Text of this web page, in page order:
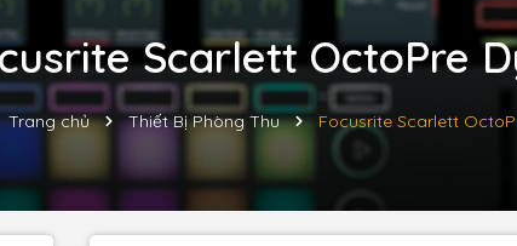
Scarlett OctoPre
Trang chủ Thiết Bị Phòng Thu Focusrite Scarlett